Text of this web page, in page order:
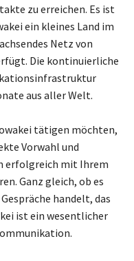
zu erreichen. Es ist
ein kleines Land im
Netz von
Die kontinuierliche
aus aller Welt.
tätigen möchten,
Vorwahl und
erfolgreich mit Ihrem
Ganz gleich, ob es
handelt, das
ist ein wesentlicher